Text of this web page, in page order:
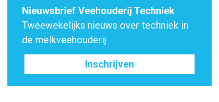
Nieuwsbrief Veehouderij Techniek
Tweewekelijks nieuws over techniek in
de melkveehouderij
Inschrijven